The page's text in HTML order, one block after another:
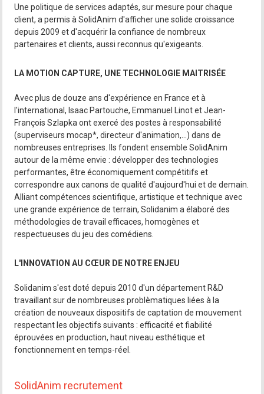
Une politique de services adaptés, sur mesure pour chaque
client, a permis à SolidAnim d'afficher une solide croissance
depuis 2009 et d'acquérir la confiance de nombreux
partenaires et clients, aussi reconnus qu'exigeants.
LA MOTION CAPTURE, UNE TECHNOLOGIE MAITRISÉE
Avec plus de douze ans d'expérience en France et à
l'international, Isaac Partouche, Emmanuel Linot et Jean-
François Szlapka ont exercé des postes à responsabilité
(superviseurs mocap*, directeur d'animation,...) dans de
nombreuses entreprises. Ils fondent ensemble SolidAnim
autour de la même envie : développer des technologies
performantes, être économiquement compétitifs et
correspondre aux canons de qualité d'aujourd'hui et de demain.
Alliant compétences scientifique, artistique et technique avec
une grande expérience de terrain, Solidanim a élaboré des
méthodologies de travail efficaces, homogènes et
respectueuses du jeu des comédiens.
L'INNOVATION AU CŒUR DE NOTRE ENJEU
Solidanim s'est doté depuis 2010 d'un département R&D
travaillant sur de nombreuses problèmatiques liées à la
création de nouveaux dispositifs de captation de mouvement
respectant les objectifs suivants : efficacité et fiabilité
éprouvées en production, haut niveau esthétique et
fonctionnement en temps-réel.
SolidAnim recrutement